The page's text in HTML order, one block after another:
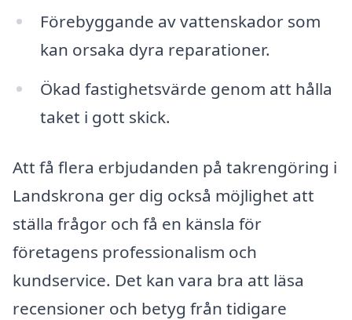
Förebyggande av vattenskador som
kan orsaka dyra reparationer.
Ökad fastighetsvärde genom att hålla
taket i gott skick.
Att få flera erbjudanden på takrengöring i
Landskrona ger dig också möjlighet att
ställa frågor och få en känsla för
företagens professionalism och
kundservice. Det kan vara bra att läsa
recensioner och betyg från tidigare